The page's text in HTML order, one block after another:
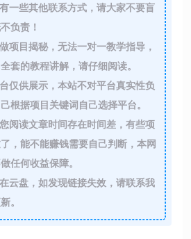
一些其他联系方式，请大家不要盲
负责！
项目揭秘，无法一对一教学指导，
套的教程讲解，请仔细阅读。
仅供展示，本站不对平台真实性负
根据项目关键词自己选择平台。
阅读文章时间存在时间差，有些项
，能不能赚钱需要自己判断，本网
任何收益保障。
云盘，如发现链接失效，请联系我
。